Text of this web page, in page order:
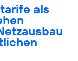
als